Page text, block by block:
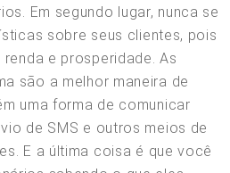
Em segundo lugar, nunca se
sobre seus clientes, pois
e prosperidade. As
são a melhor maneira de
uma forma de comunicar
de SMS e outros meios de
E a última coisa é que você